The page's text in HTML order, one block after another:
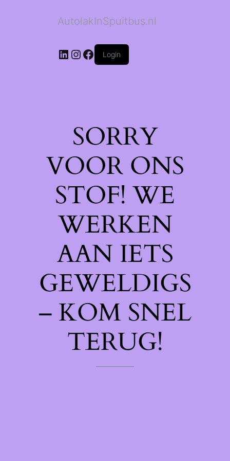
AutolakInSpuitbus.nl
LinkedIn
Instagram
Facebook
Login
SORRY
VOOR ONS
STOF! WE
WERKEN
AAN IETS
GEWELDIGS
– KOM SNEL
TERUG!